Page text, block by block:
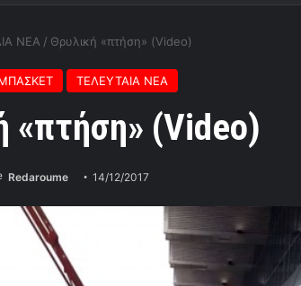
ΝΕΑ / Θρυλική «πτήση» (Video)
ΤΕΛΕΥΤΑΙΑ ΝΕΑ
«πτήση» (Video)
Redaroume 14/12/2017